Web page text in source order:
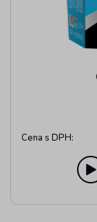
Cena s DPH: